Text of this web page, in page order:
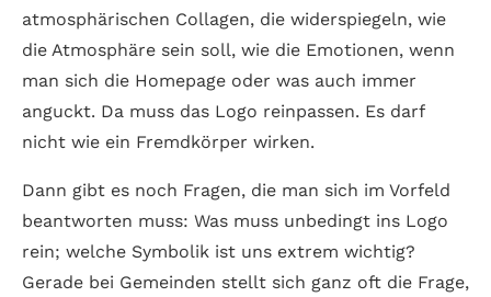
atmosphärischen Collagen, die widerspiegeln, wie
die Atmosphäre sein soll, wie die Emotionen, wenn
man sich die Homepage oder was auch immer
anguckt. Da muss das Logo reinpassen. Es darf
nicht wie ein Fremdkörper wirken.
Dann gibt es noch Fragen, die man sich im Vorfeld
beantworten muss: Was muss unbedingt ins Logo
rein; welche Symbolik ist uns extrem wichtig?
Gerade bei Gemeinden stellt sich ganz oft die Frage,